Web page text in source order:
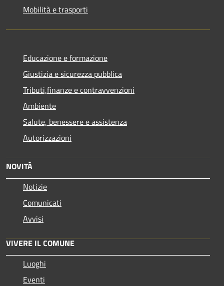
Mobilità e trasporti
Educazione e formazione
Giustizia e sicurezza pubblica
Tributi,finanze e contravvenzioni
Ambiente
Salute, benessere e assistenza
Autorizzazioni
NOVITÀ
Notizie
Comunicati
Avvisi
VIVERE IL COMUNE
Luoghi
Eventi